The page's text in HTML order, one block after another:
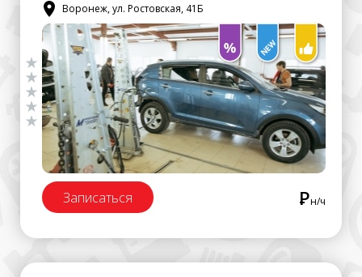
Воронеж, ул. Ростовская, 41Б
Записаться Рн/ч